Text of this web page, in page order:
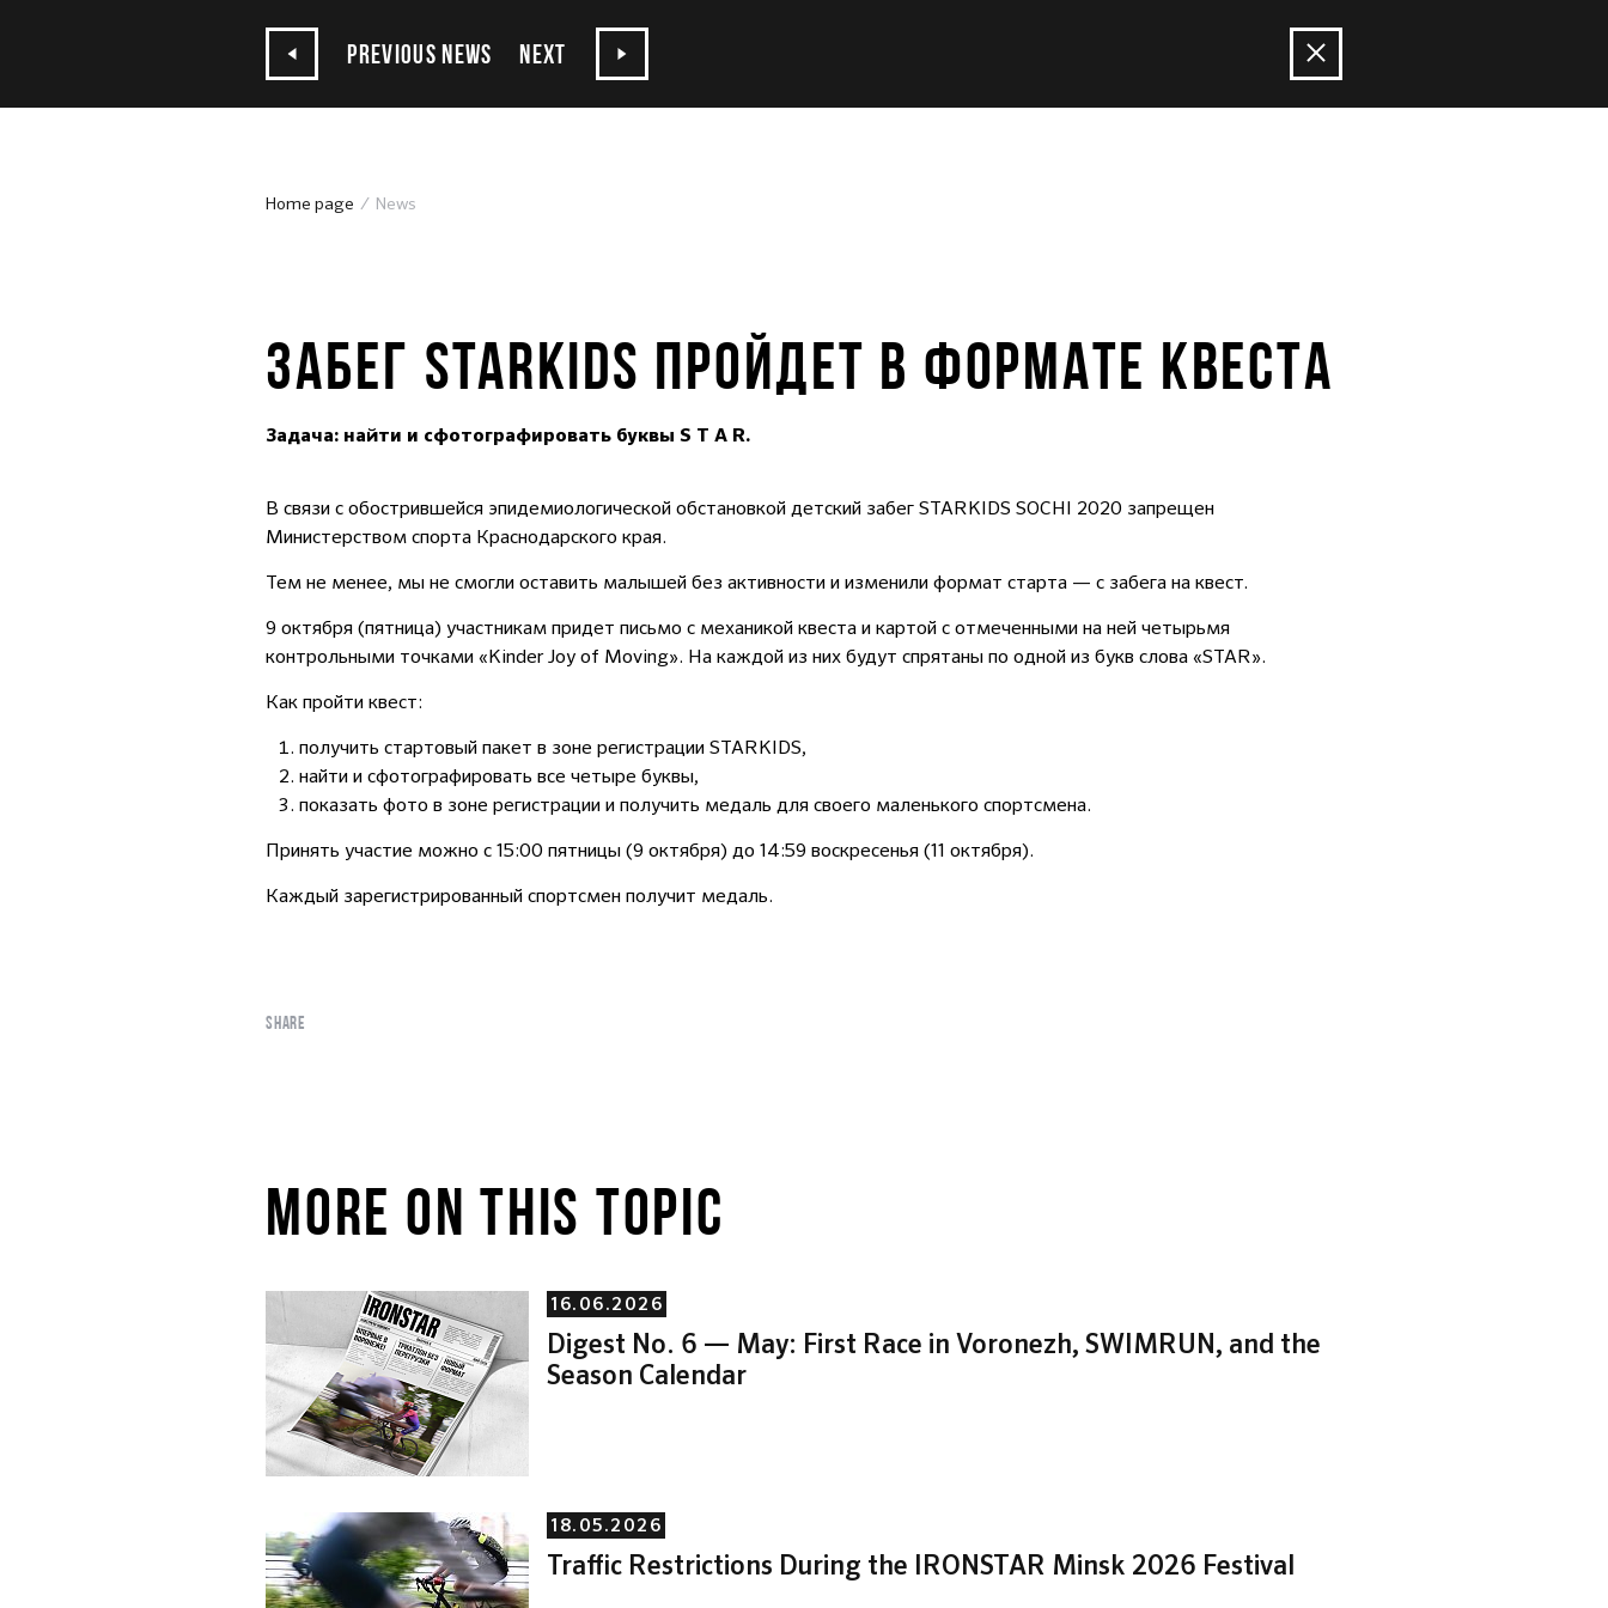
PREVIOUS NEWS NEXT
Home page News
ЗАБЕГ STARKIDS ПРОЙДЕТ В ФОРМАТЕ КВЕСТА
Задача: найти и сфотографировать буквы S T A R.
В связи с обострившейся эпидемиологической обстановкой детский забег STARKIDS SOCHI 2020 запрещен
Министерством спорта Краснодарского края.
Тем не менее, мы не смогли оставить малышей без активности и изменили формат старта — с забега на квест.
9 октября (пятница) участникам придет письмо с механикой квеста и картой с отмеченными на ней четырьмя
контрольными точками «Kinder Joy of Moving». На каждой из них будут спрятаны по одной из букв слова «STAR».
Как пройти квест:
получить стартовый пакет в зоне регистрации STARKIDS,
найти и сфотографировать все четыре буквы,
показать фото в зоне регистрации и получить медаль для своего маленького спортсмена.
Принять участие можно с 15:00 пятницы (9 октября) до 14:59 воскресенья (11 октября).
Каждый зарегистрированный спортсмен получит медаль.
SHARE
MORE ON THIS TOPIC
16.06.2026
Digest No. 6 — May: First Race in Voronezh, SWIMRUN, and the
Season Calendar
18.05.2026
Traffic Restrictions During the IRONSTAR Minsk 2026 Festival